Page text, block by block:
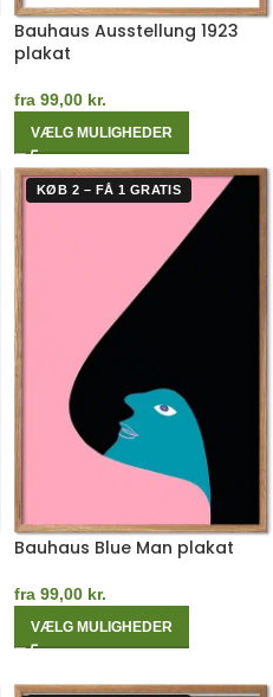
Bauhaus Ausstellung 1923
plakat
fra 99,00 kr.
VÆLG MULIGHEDER
KØB 2 – FÅ 1 GRATIS
Bauhaus Blue Man plakat
fra 99,00 kr.
VÆLG MULIGHEDER